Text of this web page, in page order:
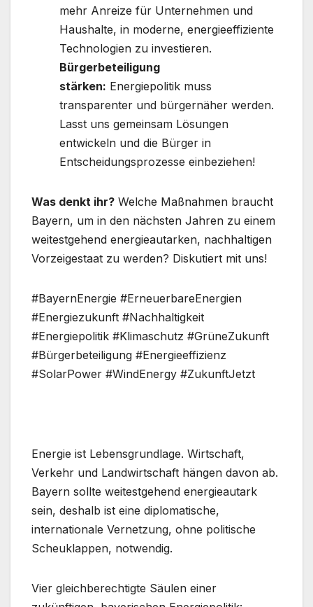
mehr Anreize für Unternehmen und
Haushalte, in moderne, energieeffiziente
Technologien zu investieren.
Bürgerbeteiligung
stärken: Energiepolitik muss
transparenter und bürgernäher werden.
Lasst uns gemeinsam Lösungen
entwickeln und die Bürger in
Entscheidungsprozesse einbeziehen!
Was denkt ihr? Welche Maßnahmen braucht
Bayern, um in den nächsten Jahren zu einem
weitestgehend energieautarken, nachhaltigen
Vorzeigestaat zu werden? Diskutiert mit uns!
#BayernEnergie #ErneuerbareEnergien
#Energiezukunft #Nachhaltigkeit
#Energiepolitik #Klimaschutz #GrüneZukunft
#Bürgerbeteiligung #Energieeffizienz
#SolarPower #WindEnergy #ZukunftJetzt
Energie ist Lebensgrundlage. Wirtschaft,
Verkehr und Landwirtschaft hängen davon ab.
Bayern sollte weitestgehend energieautark
sein, deshalb ist eine diplomatische,
internationale Vernetzung, ohne politische
Scheuklappen, notwendig.
Vier gleichberechtigte Säulen einer